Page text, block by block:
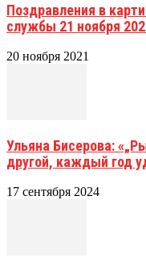
Поздравления в
службы 21 ноября
20 ноября 2021
Ульяна Бисерова:
другой, каждый год
17 сентября 2024